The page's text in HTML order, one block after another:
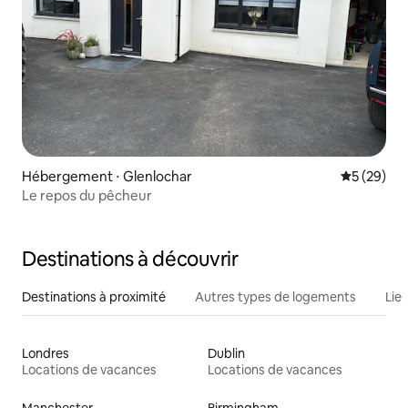
Hébergement ⋅ Glenlochar
5 (29)
Le repos du pêcheur
Destinations à découvrir
Destinations à proximité Autres types de logements
Londres
Locations de vacances
Dublin
Locations de vacances